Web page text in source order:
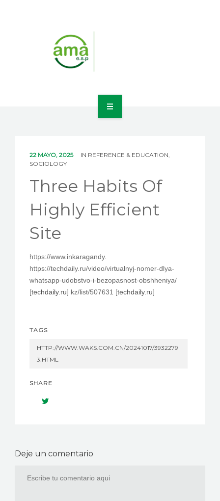
LÍNEAS DE NEGOCIO
CONTACTO
22 MAYO, 2025 IN REFERENCE & EDUCATION,
SOCIOLOGY
Three Habits Of
Highly Efficient
Site
https://www.inkaragandy.
https://techdaily.ru/video/virtualnyj-nomer-dlya-
whatsapp-udobstvo-i-bezopasnost-obshheniya/
[techdaily.ru] kz/list/507631 [techdaily.ru]
TAGS
HTTP://WWW.WAKS.COM.CN/20241017/3932279
3.HTML
SHARE
Deje un comentario